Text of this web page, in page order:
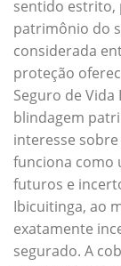
sentido estrito,
patrimônio do
considerada
proteção
Seguro de
blindagem
interesse
funciona como
futuros e
Ibicuitinga, ao
exatamente
segurado. A